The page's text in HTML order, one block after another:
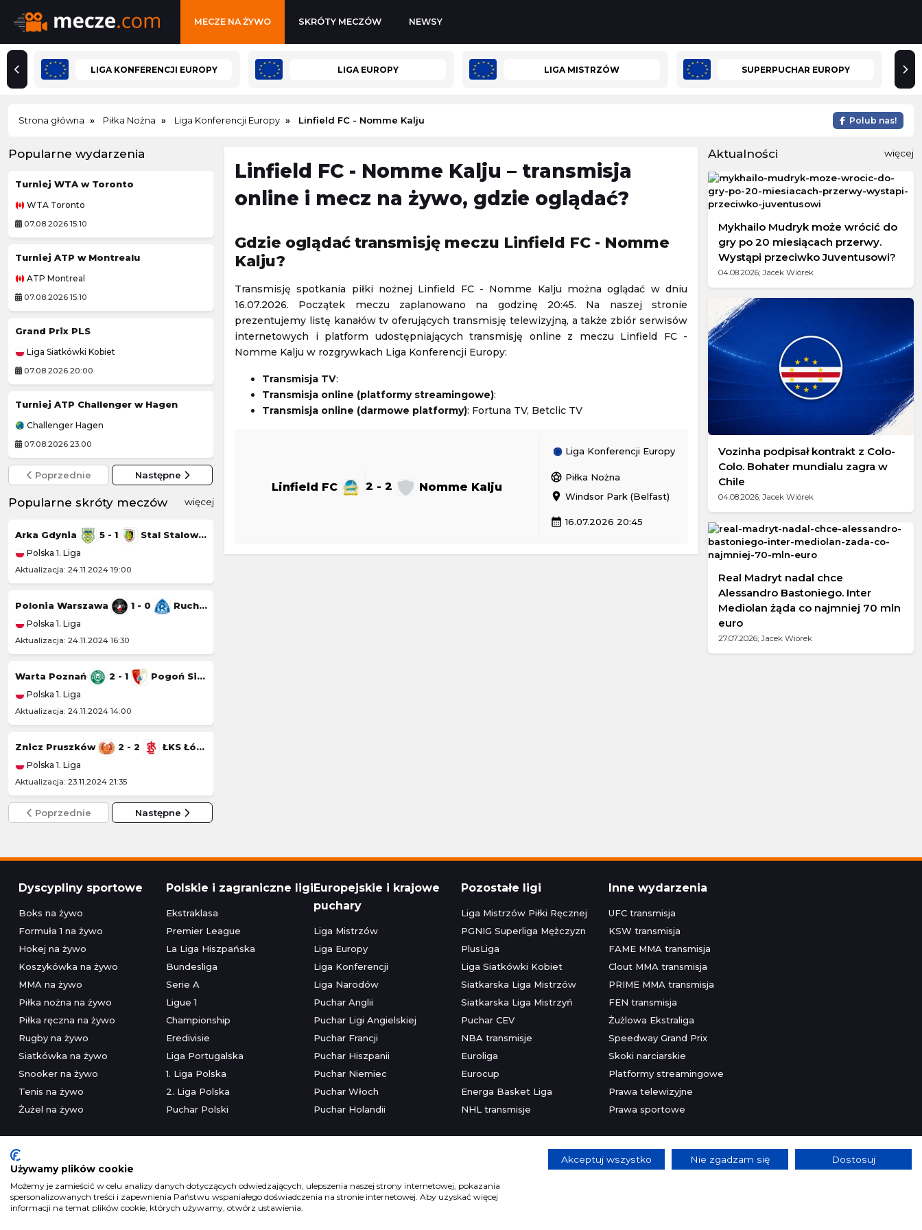
MECZE NA ŻYWO SKRÓTY MECZÓW NEWSY
LIGA KONFERENCJI EUROPY LIGA EUROPY LIGA MISTRZÓW SUPERPUCHAR EUROPY
Strona główna Piłka Nożna Liga Konferencji Europy Linfield FC - Nomme Kalju Polub nas!
Popularne wydarzenia
Turniej WTA w Toronto
WTA Toronto
07.08.2026 15:10
Turniej ATP w Montrealu
ATP Montreal
07.08.2026 15:10
Grand Prix PLS
Liga Siatkówki Kobiet
07.08.2026 20:00
Turniej ATP Challenger w Hagen
Challenger Hagen
07.08.2026 23:00
Mecz towarzyski
Tour de Pologne
07.08.2026 18:55
Grand Prix MotoGP
MotoGP
Kozerki Open
Challenger Grodzisk Mazowiecki
Lekkoatletyka
Tour de France (kobiety)
Poprzednie Następne
Popularne skróty meczów więcej
Arka Gdynia 5 - 1 Stal Stalowa Wola
Polska 1. Liga
Aktualizacja: 24.11.2024 19:00
Polonia Warszawa 1 - 0 Ruch Chorzów
Polska 1. Liga
Aktualizacja: 24.11.2024 16:30
Warta Poznań 2 - 1 Pogoń Siedlce
Polska 1. Liga
Aktualizacja: 24.11.2024 14:00
Znicz Pruszków 2 - 2 ŁKS Łódź
Polska 1. Liga
Aktualizacja: 23.11.2024 21:35
Polska 1. Liga Polska Ekstraklasa
Poprzednie Następne
Linfield FC - Nomme Kalju – transmisja
online i mecz na żywo, gdzie oglądać?
Gdzie oglądać transmisję meczu Linfield FC - Nomme
Kalju?
Transmisję spotkania piłki nożnej Linfield FC - Nomme Kalju można oglądać w dniu
16.07.2026. Początek meczu zaplanowano na godzinę 20:45. Na naszej stronie
prezentujemy listę kanałów tv oferujących transmisję telewizyjną, a także zbiór serwisów
internetowych i platform udostępniających transmisję online z meczu Linfield FC -
Nomme Kalju w rozgrywkach Liga Konferencji Europy:
Transmisja TV:
Transmisja online (platformy streamingowe):
Transmisja online (darmowe platformy): Fortuna TV, Betclic TV
Linfield FC 2 - 2 Nomme Kalju
Liga Konferencji Europy
sports_soccer Piłka Nożna
location_on Windsor Park (Belfast)
calendar_month 16.07.2026 20:45
Aktualności więcej
Mykhailo Mudryk może wrócić do
gry po 20 miesiącach przerwy.
Wystąpi przeciwko Juventusowi?
04.08.2026; Jacek Wiórek
Vozinha podpisał kontrakt z Colo-
Colo. Bohater mundialu zagra w
Chile
04.08.2026; Jacek Wiórek
Real Madryt nadal chce
Alessandro Bastoniego. Inter
Mediolan żąda co najmniej 70 mln
euro
27.07.2026; Jacek Wiórek
Dyscypliny sportowe
Boks na żywo
Formuła 1 na żywo
Hokej na żywo
Koszykówka na żywo
MMA na żywo
Piłka nożna na żywo
Piłka ręczna na żywo
Rugby na żywo
Siatkówka na żywo
Snooker na żywo
Tenis na żywo
Żużel na żywo
Polskie i zagraniczne ligi
Ekstraklasa
Premier League
La Liga Hiszpańska
Bundesliga
Serie A
Ligue 1
Championship
Eredivisie
Liga Portugalska
1. Liga Polska
2. Liga Polska
Puchar Polski
Europejskie i krajowe
puchary
Liga Mistrzów
Liga Europy
Liga Konferencji
Liga Narodów
Puchar Anglii
Puchar Ligi Angielskiej
Puchar Francji
Puchar Hiszpanii
Puchar Niemiec
Puchar Włoch
Puchar Holandii
Pozostałe ligi
Liga Mistrzów Piłki Ręcznej
PGNIG Superliga Mężczyzn
PlusLiga
Liga Siatkówki Kobiet
Siatkarska Liga Mistrzów
Siatkarska Liga Mistrzyń
Puchar CEV
NBA transmisje
Euroliga
Eurocup
Energa Basket Liga
NHL transmisje
Inne wydarzenia
UFC transmisja
KSW transmisja
FAME MMA transmisja
Clout MMA transmisja
PRIME MMA transmisja
FEN transmisja
Żużlowa Ekstraliga
Speedway Grand Prix
Skoki narciarskie
Platformy streamingowe
Prawa telewizyjne
Prawa sportowe
Kontakt•Reklama• Polityka prywatności
Serwis wyłącznie dla osób powyżej 18 lat. Hazard może uzależniać. Graj odpowiedzialnie.
Używamy plików cookie
Możemy je zamieścić w celu analizy danych dotyczących odwiedzających, ulepszenia naszej strony internetowej, pokazania
spersonalizowanych treści i zapewnienia Państwu wspaniałego doświadczenia na stronie internetowej. Aby uzyskać więcej
informacji na temat plików cookie, których używamy, otwórz ustawienia.
Akceptuj wszystko Nie zgadzam się Dostosuj